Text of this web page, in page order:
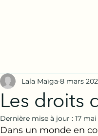
Les droits
Lala Maïga 8 mars
Dernière mise à jour : 17
Dans un monde en